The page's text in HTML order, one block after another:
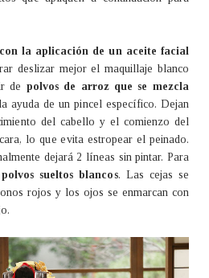
la aplicación de un aceite facial
deslizar mejor el maquillaje blanco
de polvos de arroz que se mezcla
ayuda de un pincel específico. Dejan
del cabello y el comienzo del
lo que evita estropear el peinado.
dejará 2 líneas sin pintar. Para
polvos sueltos blancos. Las cejas se
rojos y los ojos se enmarcan con